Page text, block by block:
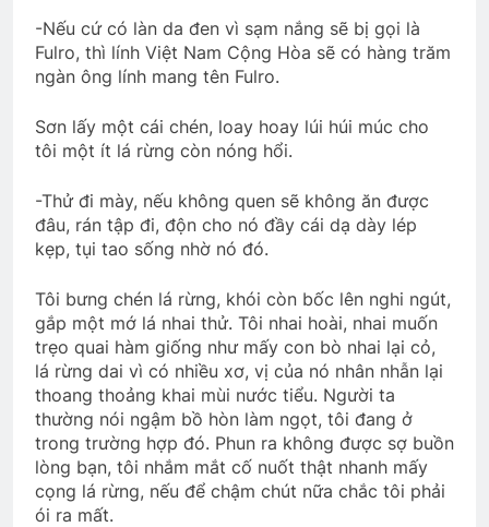
Vĩnh Long 1965
2 Years Ago
Hội VB.Oregon Thăm Viếng CSVSQ Cao
Văn Lợi K21
2 Years Ago
2 Years Ago
CTBCTY Tập IV chương 42
3 Years Ago
Bến Xuân Xanh
-Nếu cứ có làn da đen vì sạm nắng sẽ bị gọi là
Fulro, thì lính Việt Nam Cộng Hòa sẽ có hàng trăm
ngàn ông lính mang tên Fulro.
Sơn lấy một cái chén, loay hoay lúi húi múc cho
tôi một ít lá rừng còn nóng hổi.
-Thử đi mày, nếu không quen sẽ không ăn được
đâu, rán tập đi, độn cho nó đầy cái dạ dày lép
kẹp, tụi tao sống nhờ nó đó.
Tôi bưng chén lá rừng, khói còn bốc lên nghi ngút,
gắp một mớ lá nhai thử. Tôi nhai hoài, nhai muốn
trẹo quai hàm giống như mấy con bò nhai lại cỏ,
lá rừng dai vì có nhiều xơ, vị của nó nhân nhẫn lại
thoang thoảng khai mùi nước tiểu. Người ta
thường nói ngậm bồ hòn làm ngọt, tôi đang ở
trong trường hợp đó. Phun ra không được sợ buồn
lòng bạn, tôi nhắm mắt cố nuốt thật nhanh mấy
cọng lá rừng, nếu để chậm chút nữa chắc tôi phải
ói ra mất.